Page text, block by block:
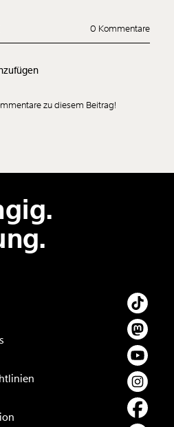
0 Kommentare
nicht öffentlich zugänglich angezeigt.
zu diesem Beitrag!